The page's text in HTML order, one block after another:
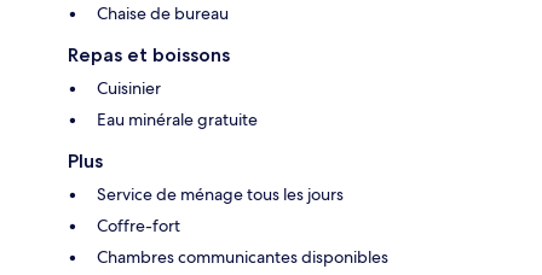
Chaise de bureau
Repas et boissons
Cuisinier
Eau minérale gratuite
Plus
Service de ménage tous les jours
Coffre-fort
Chambres communicantes disponibles